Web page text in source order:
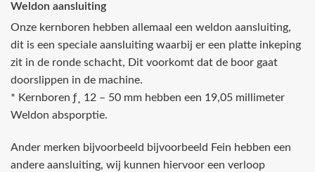
Weldon aansluiting
Onze kernboren hebben allemaal een weldon aansluiting,
dit is een speciale aansluiting waarbij er een platte inkeping
zit in de ronde schacht, Dit voorkomt dat de boor gaat
doorslippen in de machine.
* Kernboren ƒ¸ 12 – 50 mm hebben een 19,05 millimeter
Weldon absporptie.
Ander merken bijvoorbeeld bijvoorbeeld Fein hebben een
andere aansluiting, wij kunnen hiervoor een verloop